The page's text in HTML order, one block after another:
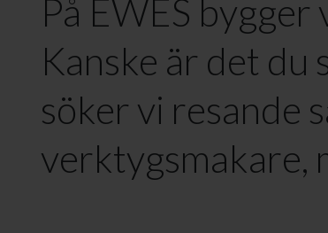
På EWES
Kanske är det du
söker vi resande
verktygsmakare,